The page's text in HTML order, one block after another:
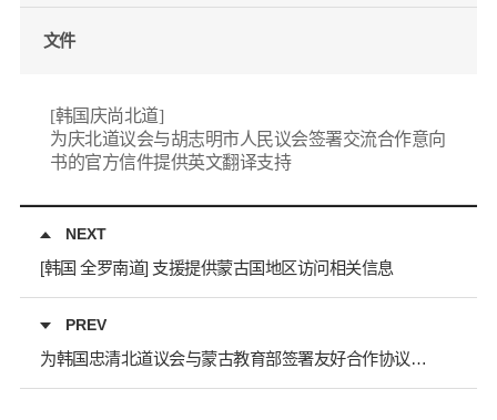
文件
[韩国庆尚北道]
为庆北道议会与胡志明市人民议会签署交流合作意向
书的官方信件提供英文翻译支持
NEXT
[韩国 全罗南道] 支援提供蒙古国地区访问相关信息
PREV
为韩国忠清北道议会与蒙古教育部签署友好合作协议提供翻译支持